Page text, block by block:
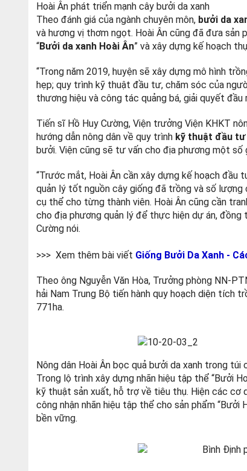
Hoài Ân phát triển mạnh cây bưởi da xanh
Theo đánh giá của ngành chuyên môn, bưởi da
và hương vị thơm ngọt. Hoài Ân cũng đã đưa sản
“Bưởi da xanh Hoài Ân” và xây dựng kế hoạch
“Trong năm 2019, huyện sẽ xây dựng mô hình
hẹp; quy trình kỹ thuật đầu tư, chăm sóc của
thương hiệu và công tác quảng bá, giải quyết đầu
Tiến sĩ Hồ Huy Cường, Viện trưởng Viện KHKT
hướng dẫn nông dân về quy trình kỹ thuật đầu tư
bưởi. Viện cũng sẽ tư vấn cho địa phương một
“Trước mắt, Hoài Ân cần xây dựng kế hoạch
quản lý tốt nguồn cây giống đã trồng và số
cụ thể cho từng thành viên. Hoài Ân cũng cần
cho địa phương quản lý để thực hiện dự án, đồng
Cường nói.
>>> Xem thêm bài viết Giống Bưởi Da Xanh -
Theo ông Nguyễn Văn Hòa, Trưởng phòng NN-
hải Nam Trung Bộ tiến hành quy hoạch diện tích
771ha.
Nông dân Hoài Ân bọc quả bưởi da xanh trong
Trong lộ trình xây dựng nhãn hiệu tập thể “Bưởi
kỹ thuật sản xuất, hỗ trợ về tiêu thụ. Hiện các cơ
công nhận nhãn hiệu tập thể cho sản phẩm “Bưởi
bền vững.